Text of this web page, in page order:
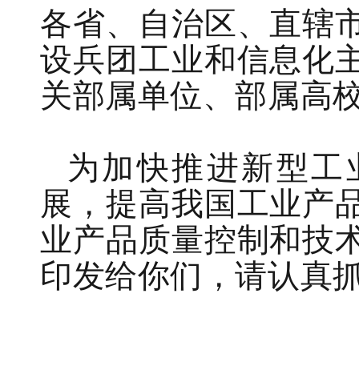
各省、自治区、直辖
设兵团工业和信息化
关部属单位、部属高
为加快推进新型
展，提高我国工业产
业产品质量控制和技
印发给你们，请认真